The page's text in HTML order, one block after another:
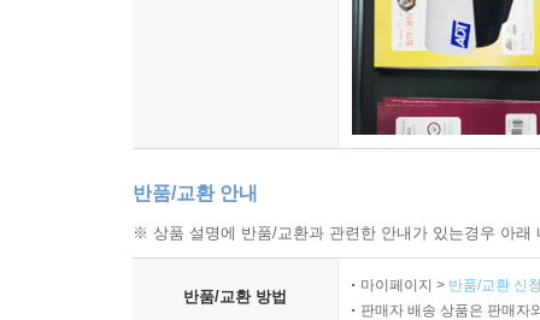
반품/교환 안내
※ 상품 설명에 반품/교환과 관련한 안내가 있는경우 아
반품/교환 방법
마이페이지 > 반품/교환 신
판매자 배송 상품은 판매자